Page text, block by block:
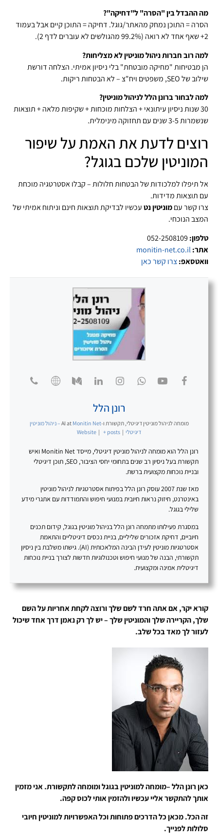
מה ההבדל בין "הסרה" ל"דחיקה"?
הסרה = התוכן נמחק מהאתר/גוגל. דחיקה = התוכן קיים אבל בעמוד
2+ שאף אחד לא רואה (99.2% מהגולשים לא עוברים לדף 2).
למה רוב חברות ניהול מוניטין לא מצליחות?
הן מבטיחות "מחיקה מובטחת" בלי ניסיון אמיתי. הצלחה דורשת
שילוב של SEO, משפטים ויח"צ – לא הבטחות ריקות.
למה לבחור ברונן הלל לניהול מוניטין?
30 שנות ניסיון עיתונאי + הצלחות מוכחות + שקיפות מלאה + תוצאות
שנשמרות 3-5 שנים עם תחזוקה מינימלית.
רוצים לדעת את האמת על שיפור
המוניטין שלכם בגוגל?
אל תיפלו למלכודות של הבטחות חלולות – קבלו אסטרטגיה מוכחת
עם תוצאות מדידות.
צרו קשר עםמוניטין נטעכשיו לבדיקת תוצאות חינם וניתוח אמיתי של
המצב הנוכחי.
טלפון:
אתר:monitin-net.co.il
וואטסאפ:צרו קשר כאן
רונן הלל
מומחה לניהול מוניטין דיגיטלי, תקשורת ו-AI at
Monitin Net – ניהול מוניטין
דיגיטלי |
Website | + posts
רונן הלל הוא מומחה לניהול מוניטין דיגיטלי, מייסד Monitin Net ואיש
תקשורת בעל ניסיון רב שנים בתחומי יחסי הציבור, SEO, תוכן דיגיטלי
ובניית נוכחות מקצועית ברשת.
מאז שנת 2007 עוסק רונן הלל בפיתוח אסטרטגיות לניהול מוניטין
באינטרנט, חיזוק נראות חיובית במנועי חיפוש והתמודדות עם אתגרי מידע
שלילי בגוגל.
במסגרת פעילותו מתמחה רונן הלל בניהול מוניטין בגוגל, קידום תכנים
חיוביים, דחיקת אזכורים שליליים, בניית נכסים דיגיטליים והתאמת
אסטרטגיות מוניטין לעידן הבינה המלאכותית (AI). גישתו משלבת בין ניסיון
תקשורתי, הבנה של מנועי חיפוש וטכנולוגיות חדשות לצורך בניית נוכחות
דיגיטלית אמינה ומקצועית.
קורא יקר, אם אתה חרד לשם שלך ורוצה לקחת אחריות על השם
שלך, הקריירה שלך והמוניטין שלך – יש לך רק נאמן דרך אחד שיכול
לעזור לך מאד בכל שלב.
כאן רונן הלל –מומחה למוניטין בגוגל ומומחה לתקשורת. אני מזמין
אותך להתקשר אליי עכשיו ולהזמין אותי לכוס קפה.
זה הכל. מכאן כל הדרכים פתוחות וכל האפשרויות למוניטין חיובי
סלולות לפנייך.